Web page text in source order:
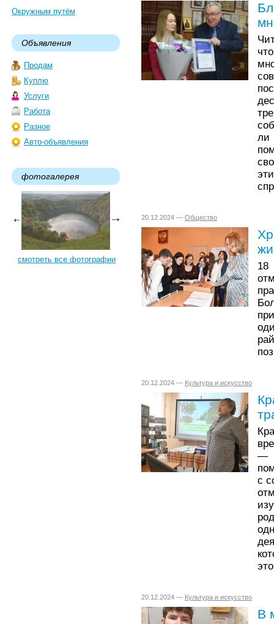
Окружным путём
Объявления
Продам
Куплю
Услуги
Работа
Разное
Авто-объявления
фотогалерея
смотреть все фотографии
ли
20.12.2024 — Общество
18
20.12.2024 — Культура и искусство
—
с
20.12.2024 — Культура и искусство
В